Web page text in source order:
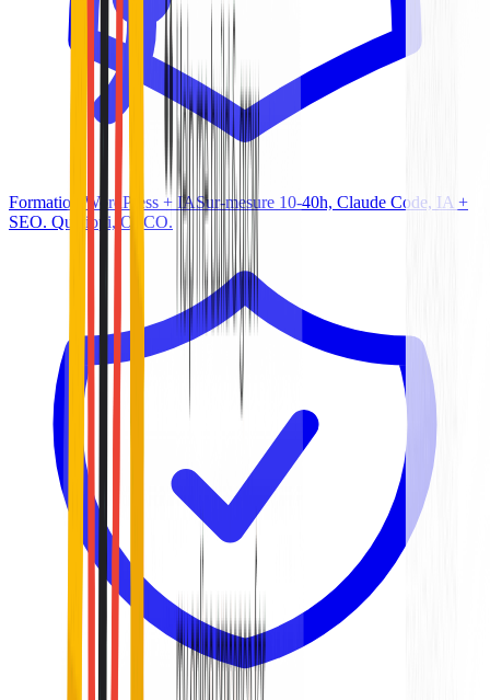
Formation WordPress + IASur-mesure 10-40h, Claude Code, IA +
SEO. Qualiopi, OPCO.